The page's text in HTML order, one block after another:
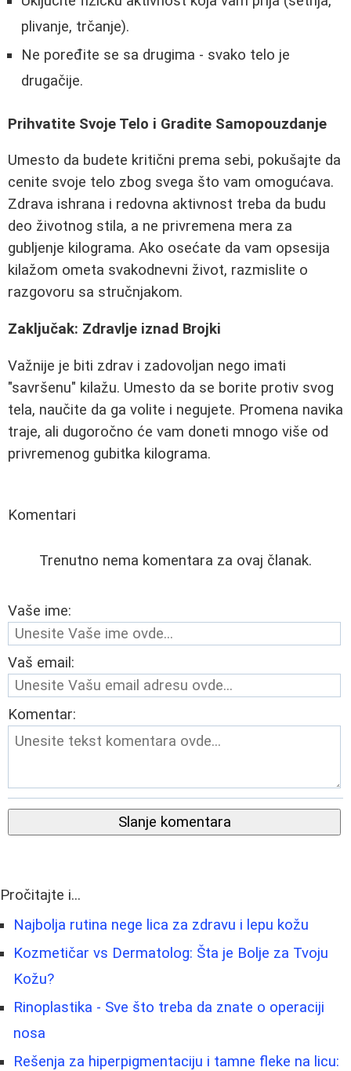
plivanje, trčanje).
Ne poređite se sa drugima - svako telo je
drugačije.
Prihvatite Svoje Telo i Gradite Samopouzdanje
Umesto da budete kritični prema sebi, pokušajte da
cenite svoje telo zbog svega što vam omogućava.
Zdrava ishrana i redovna aktivnost treba da budu
deo životnog stila, a ne privremena mera za
gubljenje kilograma. Ako osećate da vam opsesija
kilažom ometa svakodnevni život, razmislite o
razgovoru sa stručnjakom.
Zaključak: Zdravlje iznad Brojki
Važnije je biti zdrav i zadovoljan nego imati
"savršenu" kilažu. Umesto da se borite protiv svog
tela, naučite da ga volite i negujete. Promena navika
traje, ali dugoročno će vam doneti mnogo više od
privremenog gubitka kilograma.
Komentari
Trenutno nema komentara za ovaj članak.
Vaše ime:
Vaš email:
Komentar:
Slanje komentara
Pročitajte i...
Najbolja rutina nege lica za zdravu i lepu kožu
Kozmetičar vs Dermatolog: Šta je Bolje za Tvoju
Kožu?
Rinoplastika - Sve što treba da znate o operaciji
nosa
Rešenja za hiperpigmentaciju i tamne fleke na licu: